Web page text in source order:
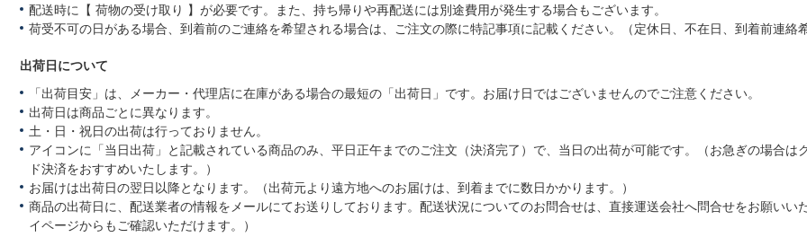
配送時に【 荷物の受け取り 】が必要です。また、持ち帰りや再配送には別途費用が発生する場合もございます。
荷受不可の日がある場合、到着前のご連絡を希望される場合は、ご注文の際に特記事項に記載ください。（定休日、不在日、到着前連絡希
出荷日について
「出荷目安」は、メーカー・代理店に在庫がある場合の最短の「出荷日」です。お届け日ではございませんのでご注意ください。
出荷日は商品ごとに異なります。
土・日・祝日の出荷は行っておりません。
アイコンに「当日出荷」と記載されている商品のみ、平日正午までのご注文（決済完了）で、当日の出荷が可能です。（お急ぎの場合は
ド決済をおすすめいたします。）
お届けは出荷日の翌日以降となります。（出荷元より遠方地へのお届けは、到着までに数日かかります。）
商品の出荷日に、配送業者の情報をメールにてお送りしております。配送状況についてのお問合せは、直接運送会社へ問合せをお願いい
イページからもご確認いただけます。）